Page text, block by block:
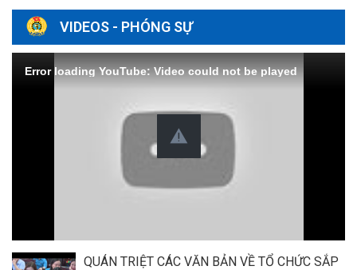
VIDEOS - PHÓNG SỰ
Error loading YouTube: Video could not be played
QUÁN TRIỆT CÁC VĂN BẢN VỀ TỔ CHỨC SẮP